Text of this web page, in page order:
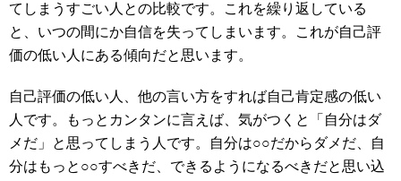
てしまうすごい人との比較です。これを繰り返している
と、いつの間にか自信を失ってしまいます。これが自己評
価の低い人にある傾向だと思います。
自己評価の低い人、他の言い方をすれば自己肯定感の低い
人です。もっとカンタンに言えば、気がつくと「自分はダ
メだ」と思ってしまう人です。自分は○○だからダメだ、自
分はもっと○○すべきだ、できるようになるべきだと思い込